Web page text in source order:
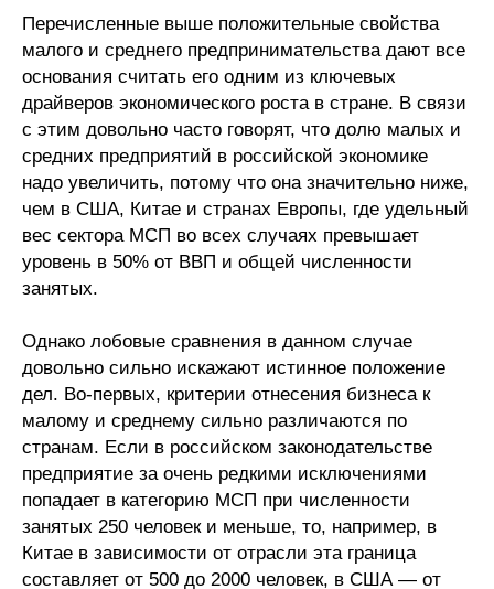
Материалы
Конкурсы и вакансии
Контакты
Перечисленные выше положительные свойства
малого и среднего предпринимательства дают все
основания считать его одним из ключевых
драйверов экономического роста в стране. В связи
с этим довольно часто говорят, что долю малых и
средних предприятий в российской экономике
надо увеличить, потому что она значительно ниже,
чем в США, Китае и странах Европы, где удельный
вес сектора МСП во всех случаях превышает
уровень в 50% от ВВП и общей численности
занятых.
Однако лобовые сравнения в данном случае
довольно сильно искажают истинное положение
дел. Во-первых, критерии отнесения бизнеса к
малому и среднему сильно различаются по
странам. Если в российском законодательстве
предприятие за очень редкими исключениями
попадает в категорию МСП при численности
занятых 250 человек и меньше, то, например, в
Китае в зависимости от отрасли эта граница
составляет от 500 до 2000 человек, в США — от